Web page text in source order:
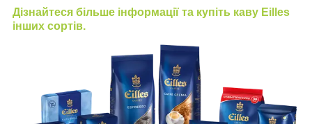
Дізнайтеся більше інформації та купіть каву Eilles
інших сортів.